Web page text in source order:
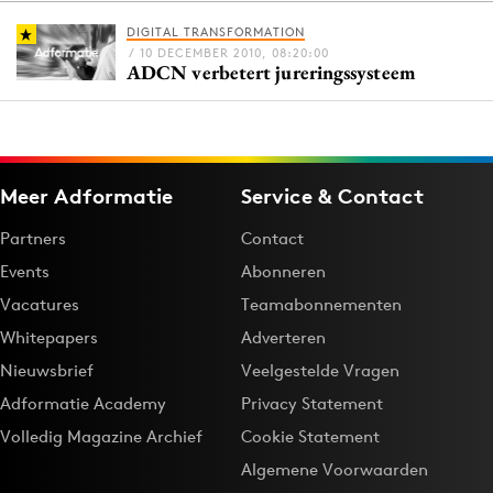
Menu
9 sept: GenAI-training
12 nov: MarketingLive!
Adverteren
Events
Opleidingen
Vacatures
Academy
Partners
Topics
DIGITAL TRANSFORMATION
/ 10 DECEMBER 2010, 08:20:00
ADCN verbetert jureringssysteem
Meer Adformatie
Partners
Events
Vacatures
Whitepapers
Nieuwsbrief
Adformatie Academy
Volledig Magazine Archief
Service & Contact
Contact
Abonneren
Teamabonnementen
Adverteren
Veelgestelde Vragen
Privacy Statement
Cookie Statement
Algemene Voorwaarden